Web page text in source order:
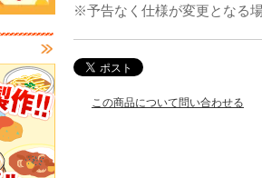
※予告なく仕様が変更となる
この商品について問い合わせる